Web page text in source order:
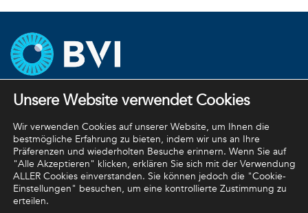
Unternehmensstrategien
Datenschutzbestimmungen
Rückgaberichtlinie
Allgemeine Geschäftsbedingungen
Unsere Website verwendet Cookies
Wir verwenden Cookies auf unserer Website, um Ihnen die
bestmögliche Erfahrung zu bieten, indem wir uns an Ihre
Präferenzen und wiederholten Besuche erinnern. Wenn Sie auf
"Alle Akzeptieren" klicken, erklären Sie sich mit der Verwendung
ALLER Cookies einverstanden. Sie können jedoch die "Cookie-
Einstellungen" besuchen, um eine kontrollierte Zustimmung zu
erteilen.